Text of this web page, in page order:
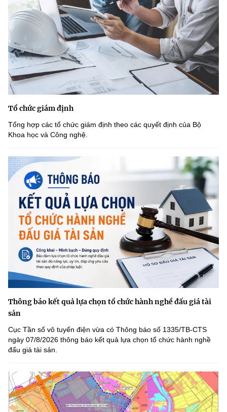
Tổ chức giám định
Tổng hợp các tổ chức giám định theo các quyết định của Bộ
Khoa học và Công nghệ.
Thông báo kết quả lựa chọn tổ chức hành nghề đấu giá tài
sản
Cục Tần số vô tuyến điện vừa có Thông báo số 1335/TB-CTS
ngày 07/8/2026 thông báo kết quả lựa chọn tổ chức hành nghề
đấu giá tài sản.